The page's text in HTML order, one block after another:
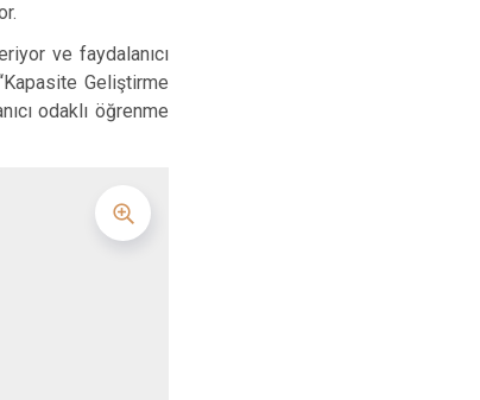
ve faydalanıcı
Geliştirme
odaklı öğrenme